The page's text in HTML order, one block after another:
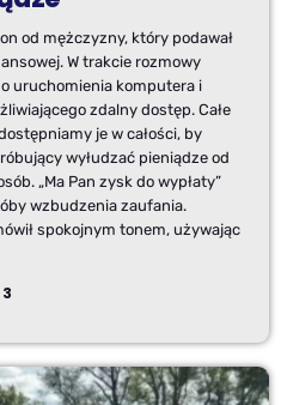
od mężczyzny, który podawał
W trakcie rozmowy
uruchomienia komputera i
zdalny dostęp. Całe
je w całości, by
wyłudzać pieniądze od
„Ma Pan zysk do wypłaty”
wzbudzenia zaufania.
spokojnym tonem, używając
3